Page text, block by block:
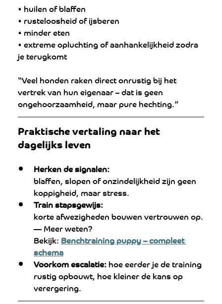
• huilen of blaffen
• rusteloosheid of ijsberen
• minder eten
• extreme opluchting of aanhankelijkheid zodra
je terugkomt
“Veel honden raken direct onrustig bij het
vertrek van hun eigenaar – dat is geen
ongehoorzaamheid, maar pure hechting.”
Praktische vertaling naar het
dagelijks leven
Herken de signalen:
blaffen, slopen of onzindelijkheid zijn geen
koppigheid, maar stress.
Train stapsgewijs:
korte afwezigheden bouwen vertrouwen op.
— Meer weten?
Bekijk: Benchtraining puppy – compleet
schema
Voorkom escalatie: hoe eerder je de training
rustig opbouwt, hoe kleiner de kans op
verergering.